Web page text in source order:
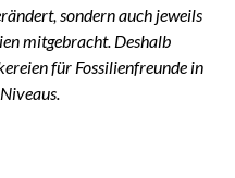
sondern auch jeweils
mitgebracht. Deshalb
für Fossilienfreunde in